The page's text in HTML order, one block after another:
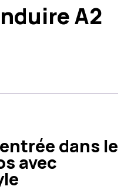
A2
dans le
avec